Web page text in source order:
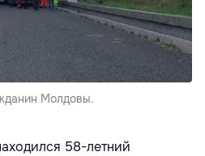
Молдовы.
58-летний